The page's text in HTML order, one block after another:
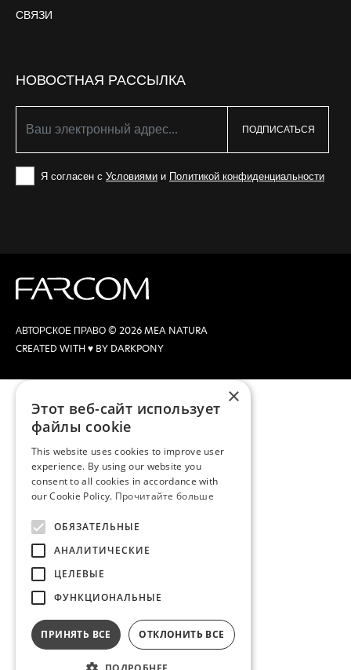
СВЯЗИ
НОВОСТНАЯ РАССЫЛКА
ПОДПИСАТЬСЯ
Я согласен с Условиями и Политикой конфиденциальности
АВТОРСКОЕ ПРАВО © 2026 MEA NATURA
CREATED WITH ♥ BY DARKPONY
×
Этот веб-сайт использует
файлы cookie
This website uses cookies to improve user
experience. By using our website you
consent to all cookies in accordance with
our Cookie Policy. Прочитайте больше
ОБЯЗАТЕЛЬНЫЕ
АНАЛИТИЧЕСКИЕ
ЦЕЛЕВЫЕ
ФУНКЦИОНАЛЬНЫЕ
ПРИНЯТЬ ВСЕ ОТКЛОНИТЬ ВСЕ